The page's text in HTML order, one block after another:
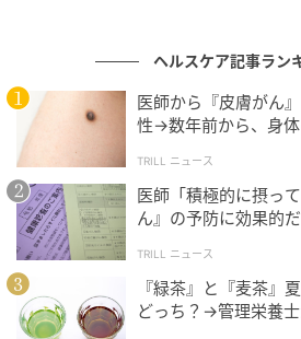
歯茎の出血を「磨き方だけ
せない
「毎回のことではないから」と判
まうことは珍しくありません。
り返す場合は、一度歯医者で状
とをお勧めします。
ヘルスケア記事ラン
医師から『皮膚がん
性→数年前から、身体
TRILL ニュース
医師「積極的に摂っ
ん』の予防に効果的
TRILL ニュース
『緑茶』と『麦茶』
どっち？→管理栄養